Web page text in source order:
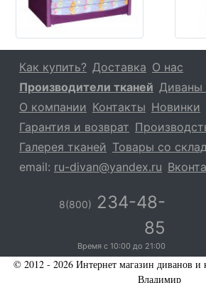
Как купить? Доставка О нас
Производители тканей Диваны
О компании Контакты Новинки
Гарантия и возврат
Галерея тканей Товары со
email: ru-divan@yandex.ru
8(800) 234-48-
85
Время с 10:00 до 21:00
© 2012 - 2026 Интернет магазин диванов и
Владимир